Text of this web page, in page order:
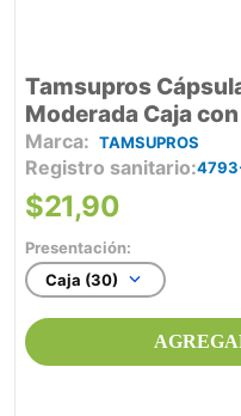
Tamsupros
Moderada Caja
TAMSUPROS
Registro sanitario
$21,90
Presentación:
Caja (30)